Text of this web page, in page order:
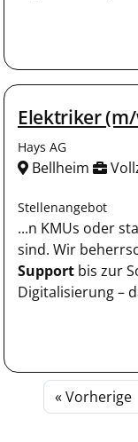
Elektriker
Hays AG
Bellheim
Stellenangebot
...n KMUs oder
sind. Wir
Support bis zur
Digitalisierung –
« Vorherige